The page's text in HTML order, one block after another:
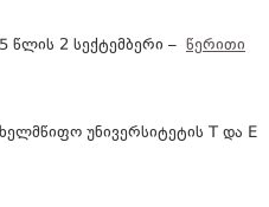
წლის 2 სექტემბერი – წერითი
უნივერსიტეტის T და E